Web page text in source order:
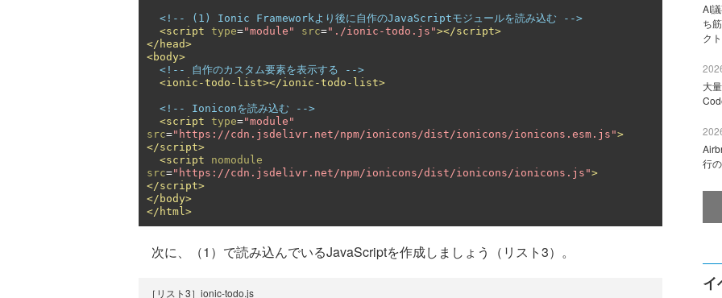
<!-- (1) Ionic Frameworkより後に自作のJavaScriptモジュールを読み込む -->
<script type="module" src="./ionic-todo.js"></script>
</head>
<body>
<!-- 自作のカスタム要素を表示する -->
<ionic-todo-list></ionic-todo-list>
<!-- Ioniconを読み込む -->
<script type="module"
src="https://cdn.jsdelivr.net/npm/ionicons/dist/ionicons/ionicons.esm.js">
</script>
<script
nomodule
src="https://cdn.jsdelivr.net/npm/ionicons/dist/ionicons/ionicons.js">
</script>
</body>
</html>
次に、（1）で読み込んでいるJavaScriptを作成しましょう（リスト3）。
［リスト3］ionic-todo.js
AI
ち
ク
大
行
イ